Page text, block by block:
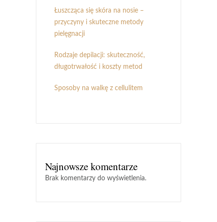
Łuszcząca się skóra na nosie –
przyczyny i skuteczne metody
pielęgnacji
Rodzaje depilacji: skuteczność,
długotrwałość i koszty metod
Sposoby na walkę z cellulitem
Najnowsze komentarze
Brak komentarzy do wyświetlenia.